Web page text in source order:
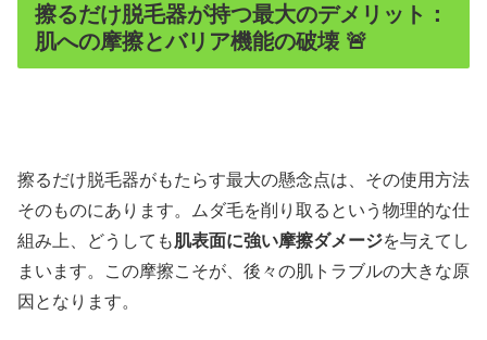
擦るだけ脱毛器が持つ最大のデメリット：
肌への摩擦とバリア機能の破壊 🚨
擦るだけ脱毛器がもたらす最大の懸念点は、その使用方法
そのものにあります。ムダ毛を削り取るという物理的な仕
組み上、どうしても肌表面に強い摩擦ダメージを与えてし
まいます。この摩擦こそが、後々の肌トラブルの大きな原
因となります。